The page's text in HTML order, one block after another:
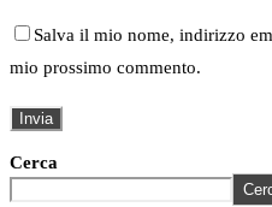
Salva il mio nome, indirizzo
mio prossimo commento.
Cerca